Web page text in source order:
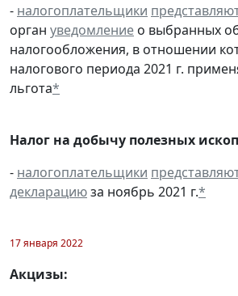
- налогоплательщики
орган уведомление о выбранных
налогообложения, в отношении
налогового периода 2021 г.
льгота*
Налог на добычу полезных
- налогоплательщики
декларациюза ноябрь 2021 г.*
17 января 2022
Акцизы: